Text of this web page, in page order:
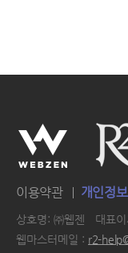
이용약관 개인정
상호명: ㈜웹젠 대표
웹마스터메일 : r2-